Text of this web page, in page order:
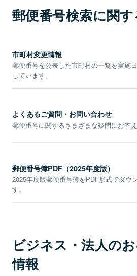
郵便番号検索に関
市町村変更情報
郵便番号を公表した市町村の一覧を実施
しています。
よくあるご質問・お問い合わせ
郵便番号に関するさまざまな疑問にお答え
郵便番号簿PDF（2025年度版）
2025年度版郵便番号簿をPDF形式でダウ
す。
ビジネス・法人の
情報